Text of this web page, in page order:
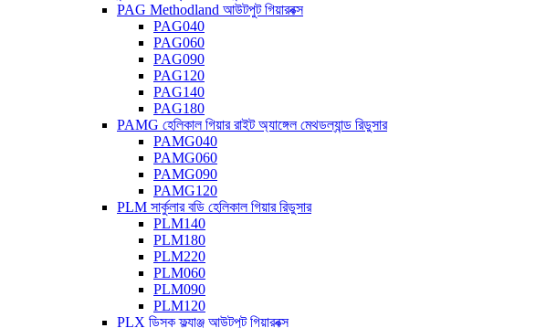
PAG Methodland আউটপুট গিয়ারবক্স
PAG040
PAG060
PAG090
PAG120
PAG140
PAG180
PAMG হেলিকাল গিয়ার রাইট অ্যাঙ্গেল মেথডল্যান্ড রিডুসার
PAMG040
PAMG060
PAMG090
PAMG120
PLM সার্কুলার বডি হেলিকাল গিয়ার রিডুসার
PLM140
PLM180
PLM220
PLM060
PLM090
PLM120
PLX ডিস্ক ফ্ল্যাঞ্জ আউটপুট গিয়ারবক্স